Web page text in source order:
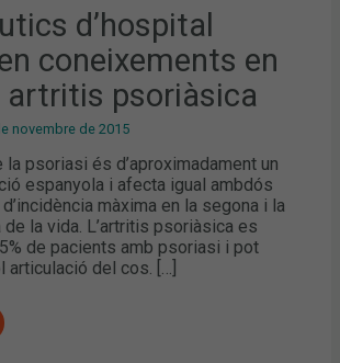
d’hospital
coneixements en
artritis psoriàsica
novembre de 2015
la psoriasi és d’aproximadament un
espanyola i afecta igual ambdós
màxima en la segona i la
de la vida. L’artritis psoriàsica es
de pacients amb psoriasi i pot
del cos. […]